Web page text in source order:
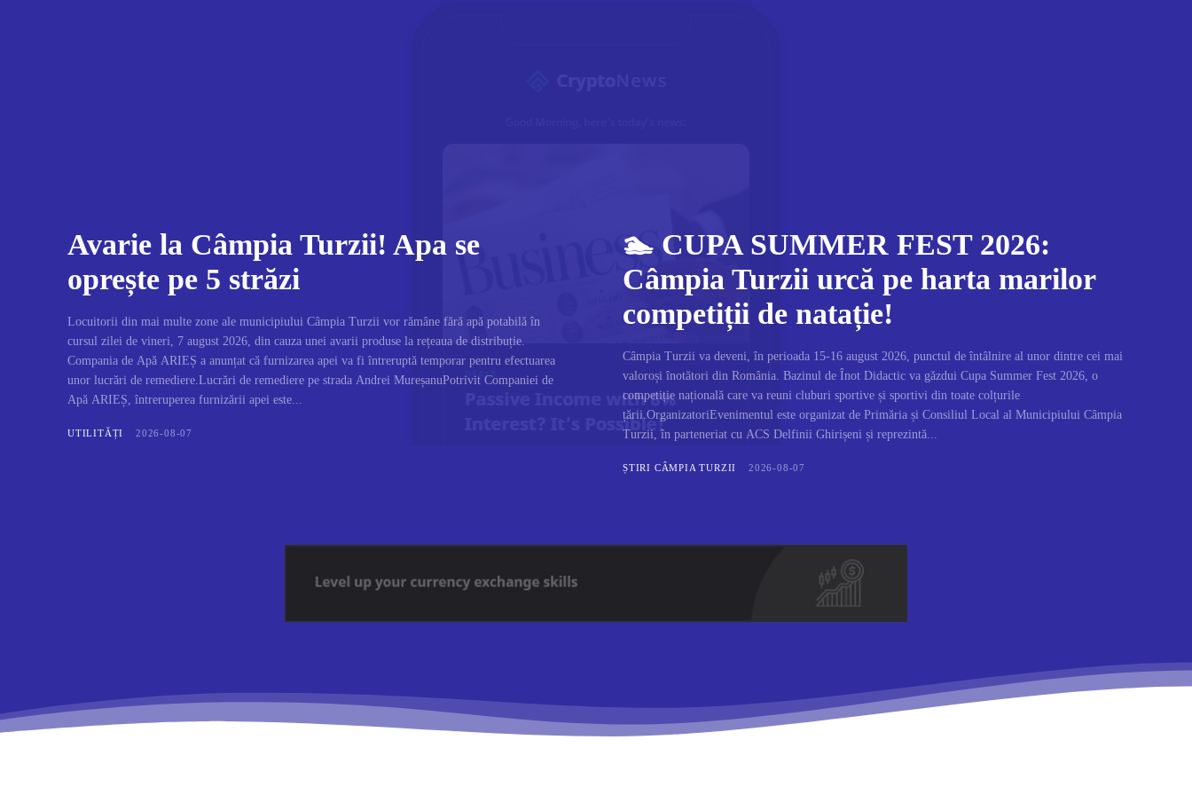
Avarie la Câmpia Turzii! Apa se
oprește pe 5 străzi
Locuitorii din mai multe zone ale municipiului Câmpia Turzii vor rămâne fără apă potabilă în
cursul zilei de vineri, 7 august 2026, din cauza unei avarii produse la rețeaua de distribuție.
Compania de Apă ARIEȘ a anunțat că furnizarea apei va fi întreruptă temporar pentru efectuarea
unor lucrări de remediere.Lucrări de remediere pe strada Andrei MureșanuPotrivit Companiei de
Apă ARIEȘ, întreruperea furnizării apei este...
UTILITĂȚI 2026-08-07
🏊 CUPA SUMMER FEST 2026:
Câmpia Turzii urcă pe harta marilor
competiții de natație!
Câmpia Turzii va deveni, în perioada 15-16 august 2026, punctul de întâlnire al unor dintre cei mai
valoroși înotători din România. Bazinul de Înot Didactic va găzdui Cupa Summer Fest 2026, o
competiție națională care va reuni cluburi sportive și sportivi din toate colțurile
țării.OrganizatoriEvenimentul este organizat de Primăria și Consiliul Local al Municipiului Câmpia
Turzii, în parteneriat cu ACS Delfinii Ghirișeni și reprezintă...
ȘTIRI CÂMPIA TURZII 2026-08-07